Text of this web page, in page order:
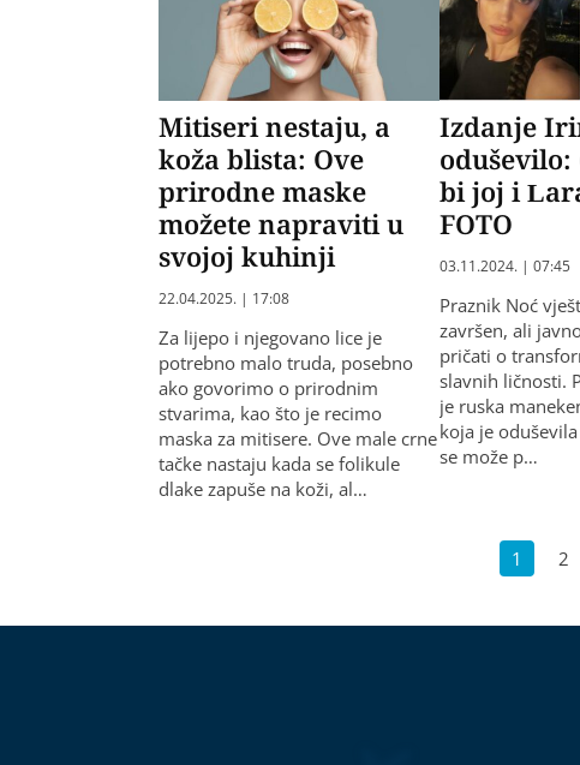
Mitiseri nestaju, a
koža blista: Ove
prirodne maske
možete napraviti u
svojoj kuhinji
22.04.2025. | 17:08
Za lijepo i njegovano lice je
potrebno malo truda, posebno
ako govorimo o prirodnim
stvarima, kao što je recimo
maska za mitisere. Ove male crne
tačke nastaju kada se folikule
dlake zapuše na koži, al…
Izdanje
oduševilo:
bi joj i
FOTO
03.11.2024. | 07:45
Praznik Noć
završen, ali
pričati o
slavnih ličnosti.
je ruska
koja je
se može p…
1 2